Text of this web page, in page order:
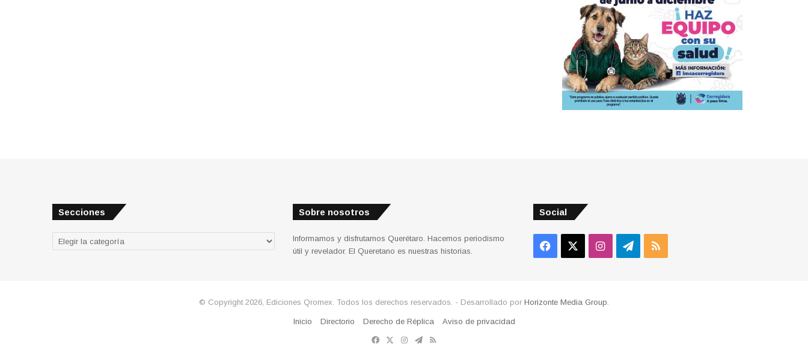
Secciones
Secciones
Sobre nosotros
Informamos y disfrutamos Querétaro. Hacemos periodismo
útil y revelador. El Queretano es nuestras historias.
Social
Facebook InstagramTelegram
RSS
© Copyright 2026, Ediciones Qromex. Todos los derechos reservados. - Desarrollado por Horizonte Media Group.
Inicio Directorio Derecho de Réplica
Aviso de privacidad
Facebook
X Instagram
Telegram
RSS